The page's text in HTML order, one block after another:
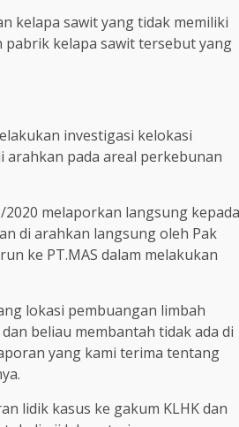
kelapa sawit yang tidak memiliki
pabrik kelapa sawit tersebut yang
investigasi kelokasi
arahkan pada areal perkebunan
melaporkan langsung kepada
di arahkan langsung oleh Pak
ke PT.MAS dalam melakukan
lokasi pembuangan limbah
beliau membantah tidak ada di
yang kami terima tentang
lidik kasus ke gakum KLHK dan